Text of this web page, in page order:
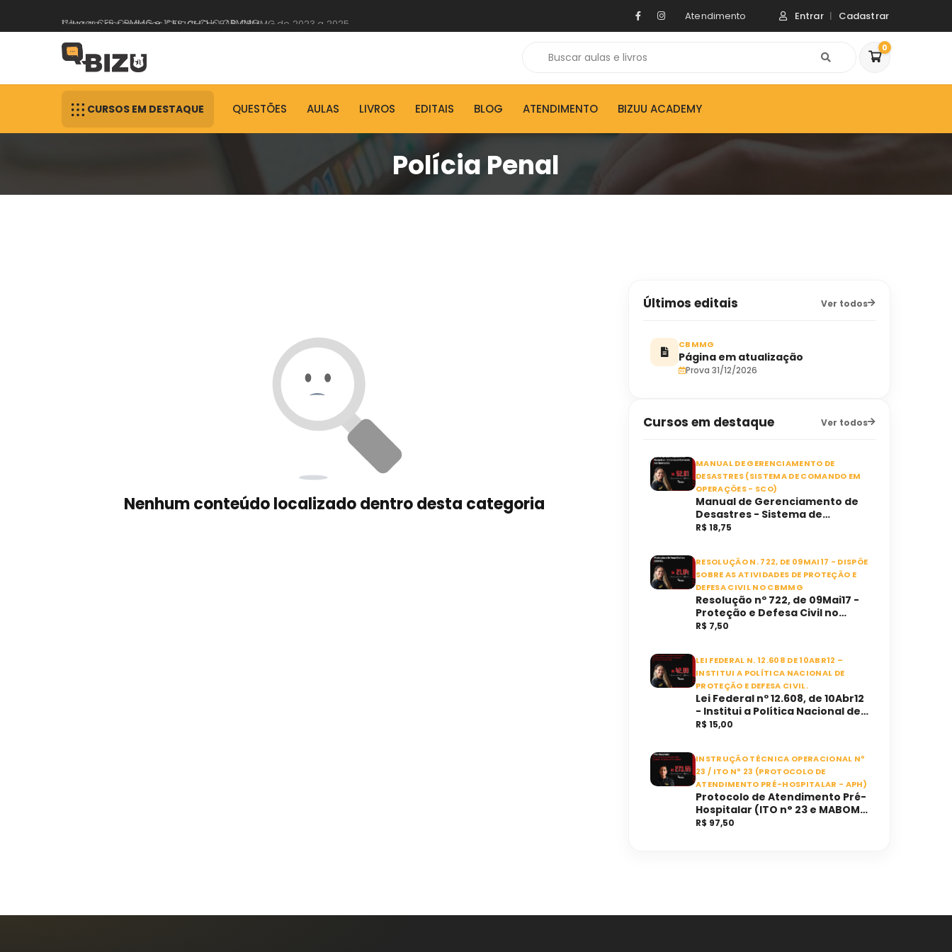
1º lugar CFS CBMMG e 1º lugar CHO CBMMG
Atendimento Entrar Cadastrar
0
CURSOS EM DESTAQUE QUESTÕES AULAS LIVROS EDITAIS BLOG ATENDIMENTO BIZUU ACADEMY
Polícia Penal
Nenhum conteúdo localizado dentro desta categoria
Últimos editais Ver todos
CBMMG
Página em atualização
Prova 31/12/2026
Cursos em destaque Ver todos
MANUAL DE GERENCIAMENTO DE
DESASTRES (SISTEMA DE COMANDO EM
OPERAÇÕES - SCO)
Manual de Gerenciamento de
Desastres - Sistema de
Comando em Operações (SCO)
R$ 18,75
RESOLUÇÃO N. 722, DE 09MAI17 - DISPÕE
SOBRE AS ATIVIDADES DE PROTEÇÃO E
DEFESA CIVIL NO CBMMG
Resolução nº 722, de 09Mai17 -
Proteção e Defesa Civil no
CBMMG.
R$ 7,50
LEI FEDERAL N. 12.608 DE 10ABR12 –
INSTITUI A POLÍTICA NACIONAL DE
PROTEÇÃO E DEFESA CIVIL.
Lei Federal nº 12.608, de 10Abr12
- Institui a Política Nacional de
Proteção e Defesa Civil e o
R$ 15,00
INSTRUÇÃO TÉCNICA OPERACIONAL Nº
23 / ITO Nº 23 (PROTOCOLO DE
ATENDIMENTO PRÉ-HOSPITALAR - APH)
Protocolo de Atendimento Pré-
Hospitalar (ITO n° 23 e MABOM -
APH)
R$ 97,50